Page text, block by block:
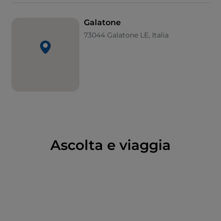
restò accesa e questo segno venne interpretato
come incoraggiamento per la costruzione della
seconda chiesa.
Galatone
73044 Galatone LE, Italia
Ascolta e viaggia